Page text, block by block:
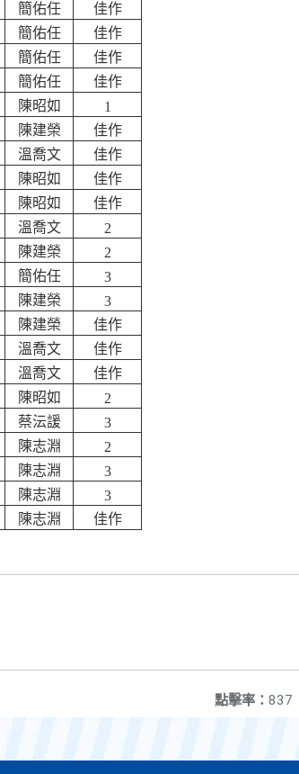
簡佑任
佳作
簡佑任
佳作
簡佑任
佳作
簡佑任
佳作
陳昭如
1
陳建榮
佳作
溫喬文
佳作
陳昭如
佳作
陳昭如
佳作
溫喬文
2
陳建榮
2
簡佑任
3
陳建榮
3
陳建榮
佳作
溫喬文
佳作
溫喬文
佳作
陳昭如
2
蔡沄諼
3
陳志淵
2
陳志淵
3
陳志淵
3
陳志淵 佳作
點擊率： 837